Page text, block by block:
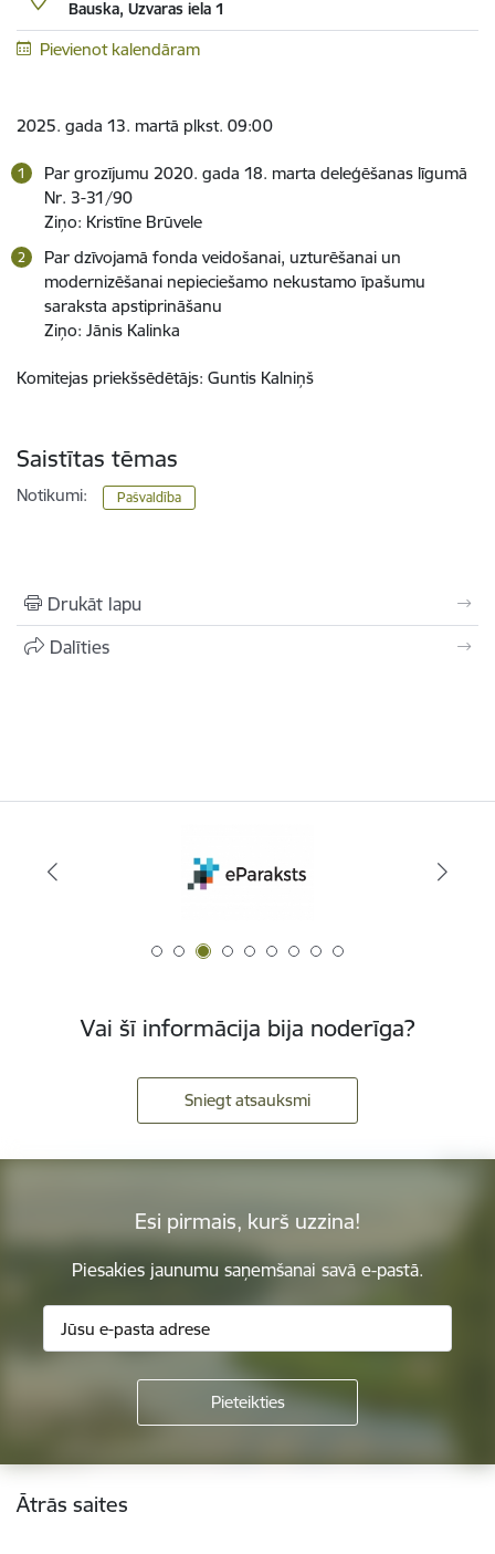
Bauska, Uzvaras iela 1
Pievienot kalendāram
2025. gada 13. martā plkst. 09:00
Par grozījumu 2020. gada 18. marta deleģēšanas līgumā
Nr. 3-31/90
Ziņo: Kristīne Brūvele
Par dzīvojamā fonda veidošanai, uzturēšanai un
modernizēšanai nepieciešamo nekustamo īpašumu
saraksta apstiprināšanu
Ziņo: Jānis Kalinka
Komitejas priekšsēdētājs: Guntis Kalniņš
Saistītas tēmas
Notikumi: Pašvaldība
Drukāt lapu
Dalīties
Vai šī informācija bija noderīga?
Sniegt atsauksmi
Esi pirmais, kurš uzzina!
Piesakies jaunumu saņemšanai savā e-pastā.
Kājene
Ātrās saites